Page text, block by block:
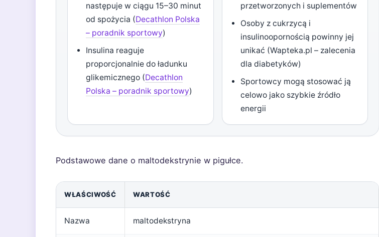
następuje w ciągu 15–30 minut
od spożycia (Decathlon Polska
– poradnik sportowy)
Insulina reaguje
proporcjonalnie do ładunku
glikemicznego (Decathlon
Polska – poradnik sportowy)
przetworzonych i suplementów
Osoby z cukrzycą i
insulinoopornością powinny jej
unikać (Wapteka.pl – zalecenia
dla diabetyków)
Sportowcy mogą stosować ją
celowo jako szybkie źródło
energii
Podstawowe dane o maltodekstrynie w pigułce.
WŁAŚCIWOŚĆ WARTOŚĆ
Nazwa maltodekstryna